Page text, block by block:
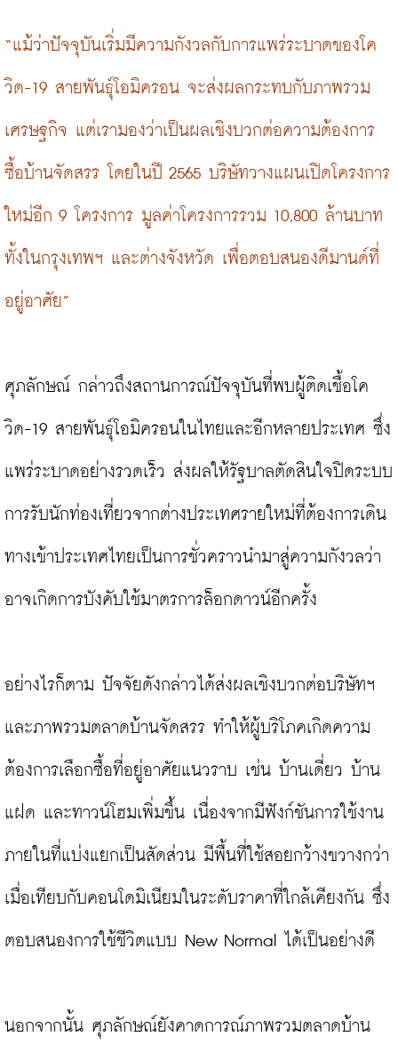
“แม้ว่าปัจจุบันเริ่มมีความกังวลกับการแพร่ระบาดของโค
วิด-19 สายพันธุ์โอมิครอน จะส่งผลกระทบกับภาพรวม
เศรษฐกิจ แต่เรามองว่าเป็นผลเชิงบวกต่อความต้องการ
ซื้อบ้านจัดสรร โดยในปี 2565 บริษัทวางแผนเปิดโครงการ
ใหม่อีก 9 โครงการ มูลค่าโครงการรวม 10,800 ล้านบาท
ทั้งในกรุงเทพฯ และต่างจังหวัด เพื่อตอบสนองดีมานด์ที่
อยู่อาศัย”
ศุภลักษณ์ กล่าวถึงสถานการณ์ปัจจุบันที่พบผู้ติดเชื้อโค
วิด-19 สายพันธุ์โอมิครอนในไทยและอีกหลายประเทศ ซึ่ง
แพร่ระบาดอย่างรวดเร็ว ส่งผลให้รัฐบาลตัดสินใจปิดระบบ
การรับนักท่องเที่ยวจากต่างประเทศรายใหม่ที่ต้องการเดิน
ทางเข้าประเทศไทยเป็นการชั่วคราวนำมาสู่ความกังวลว่า
อาจเกิดการบังคับใช้มาตรการล็อกดาวน์อีกครั้ง
อย่างไรก็ตาม ปัจจัยดังกล่าวได้ส่งผลเชิงบวกต่อบริษัทฯ
และภาพรวมตลาดบ้านจัดสรร ทำให้ผู้บริโภคเกิดความ
ต้องการเลือกซื้อที่อยู่อาศัยแนวราบ เช่น บ้านเดี่ยว บ้าน
แฝด และทาวน์โฮมเพิ่มขึ้น เนื่องจากมีฟังก์ชันการใช้งาน
ภายในที่แบ่งแยกเป็นสัดส่วน มีพื้นที่ใช้สอยกว้างขวางกว่า
เมื่อเทียบกับคอนโดมิเนียมในระดับราคาที่ใกล้เคียงกัน ซึ่ง
ตอบสนองการใช้ชีวิตแบบ New Normal ได้เป็นอย่างดี
นอกจากนั้น ศุภลักษณ์ยังคาดการณ์ภาพรวมตลาดบ้าน